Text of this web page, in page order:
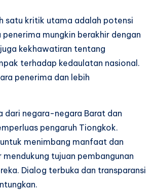
satu kritik utama adalah potensi
mungkin berakhir dengan
kekhawatiran tentang
terhadap kedaulatan nasional.
penerima dan lebih
dari negara-negara Barat dan
pengaruh Tiongkok.
menimbang manfaat dan
tujuan pembangunan
Dialog terbuka dan transparansi